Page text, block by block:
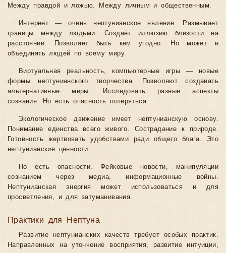
Между правдой и ложью. Между личным и общественным.
Интернет — очень нептунианское явление. Размывает
границы между людьми. Создаёт иллюзию близости на
расстоянии. Позволяет быть кем угодно. Но может и
объединять людей по всему миру.
Виртуальная реальность, компьютерные игры — новые
формы нептунианского творчества. Позволяют создавать
альтернативные миры. Исследовать разные аспекты
сознания. Но есть опасность потеряться.
Экологическое движение имеет нептунианскую основу.
Понимание единства всего живого. Сострадание к природе.
Готовность жертвовать удобствами ради общего блага. Это
нептунианские ценности.
Но есть опасности. Фейковые новости, манипуляции
сознанием через медиа, информационные войны.
Нептунианская энергия может использоваться и для
просветления, и для затуманивания.
Практики для Нептуна
Развитие нептунианских качеств требует особых практик.
Направленных на утончение восприятия, развитие интуиции,